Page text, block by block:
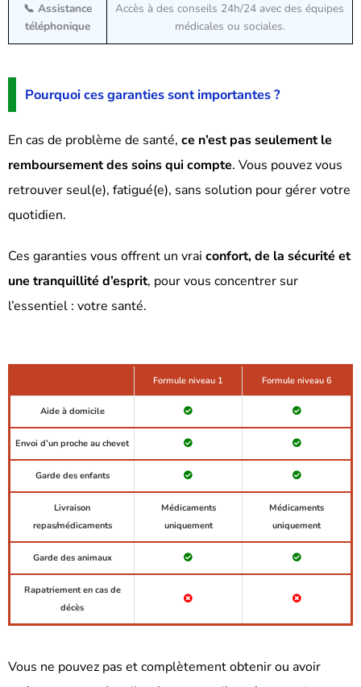
📞 Assistance
téléphonique
Accès à des conseils 24h/24 avec des équipes
médicales ou sociales.
Pourquoi ces garanties sont importantes ?
En cas de problème de santé, ce n’est pas seulement le
remboursement des soins qui compte. Vous pouvez vous
retrouver seul(e), fatigué(e), sans solution pour gérer votre
quotidien.
Ces garanties vous offrent un vrai confort, de la sécurité et
une tranquillité d’esprit, pour vous concentrer sur
l’essentiel : votre santé.
Formule niveau 1 Formule niveau 6
Aide à domicile
Envoi d’un proche au chevet
Garde des enfants
Livraison
repas/médicaments
Médicaments
uniquement
Médicaments
uniquement
Garde des animaux
Rapatriement en cas de
décès
Vous ne pouvez pas et complètement obtenir ou avoir